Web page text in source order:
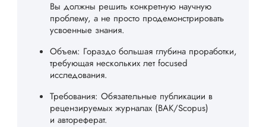
Вы должны решить конкретную научную
проблему, а не просто продемонстрировать
усвоенные знания.
Объем: Гораздо большая глубина проработки,
требующая нескольких лет focused
исследования.
Требования: Обязательные публикации в
рецензируемых журналах (ВАК/Scopus)
и автореферат.